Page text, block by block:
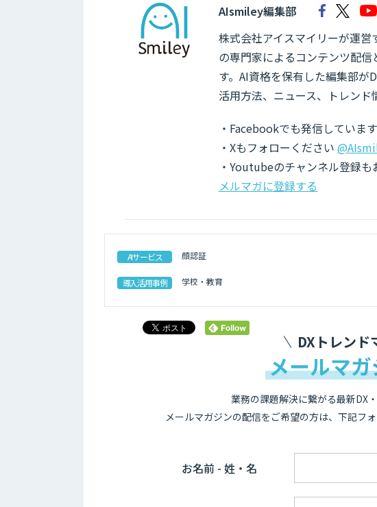
AIsmiley編集部
株式会社アイスマイリーが運
の専門家によるコンテンツ配
す。AI資格を保有した編集部が
活用方法、ニュース、トレンド
・Facebookでも発信しています
・Xもフォローください
・Youtubeのチャンネル登録も
メルマガに登録する
AIサービス 顔認証
導入活用事例 学校・教育
DXトレンド
メールマ
業務の課題解決に繋がる最新DX
メールマガジンの配信をご希望の方は、下記フ
お名前 - 姓・名